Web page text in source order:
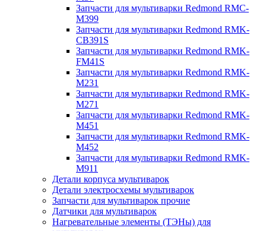
Запчасти для мультиварки Redmond RMC-
M399
Запчасти для мультиварки Redmond RMK-
CB391S
Запчасти для мультиварки Redmond RMK-
FM41S
Запчасти для мультиварки Redmond RMK-
M231
Запчасти для мультиварки Redmond RMK-
M271
Запчасти для мультиварки Redmond RMK-
M451
Запчасти для мультиварки Redmond RMK-
M452
Запчасти для мультиварки Redmond RMK-
M911
Детали корпуса мультиварок
Детали электросхемы мультиварок
Запчасти для мультиварок прочие
Датчики для мультиварок
Нагревательные элементы (ТЭНы) для